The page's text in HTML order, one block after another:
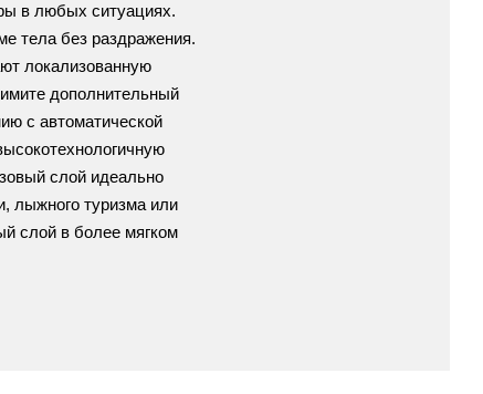
в любых ситуациях.
тела без раздражения.
локализованную
дополнительный
с автоматической
слой идеально
лыжного туризма или
слой в более мягком